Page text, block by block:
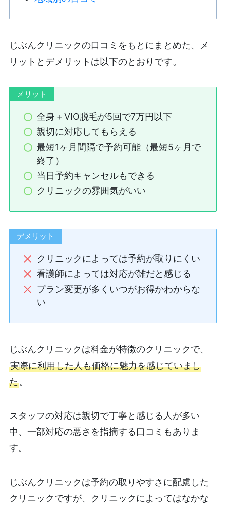
じぶんクリニックの口コミをもとにまとめた、メ
リットとデメリットは以下のとおりです。
メリット
全身＋VIO脱毛が5回で7万円以下
親切に対応してもらえる
最短1ヶ月間隔で予約可能（最短5ヶ月で
終了）
当日予約キャンセルもできる
クリニックの雰囲気がいい
デメリット
クリニックによっては予約が取りにくい
看護師によっては対応が雑だと感じる
プラン変更が多くいつがお得かわからな
い
じぶんクリニックは料金が特徴のクリニックで、
実際に利用した人も価格に魅力を感じていまし
た。
スタッフの対応は親切で丁寧と感じる人が多い
中、一部対応の悪さを指摘する口コミもありま
す。
じぶんクリニックは予約の取りやすさに配慮した
クリニックですが、クリニックによってはなかな